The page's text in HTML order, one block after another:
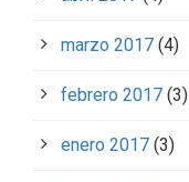
marzo 2017 (4)
febrero 2017 (3)
enero 2017 (3)